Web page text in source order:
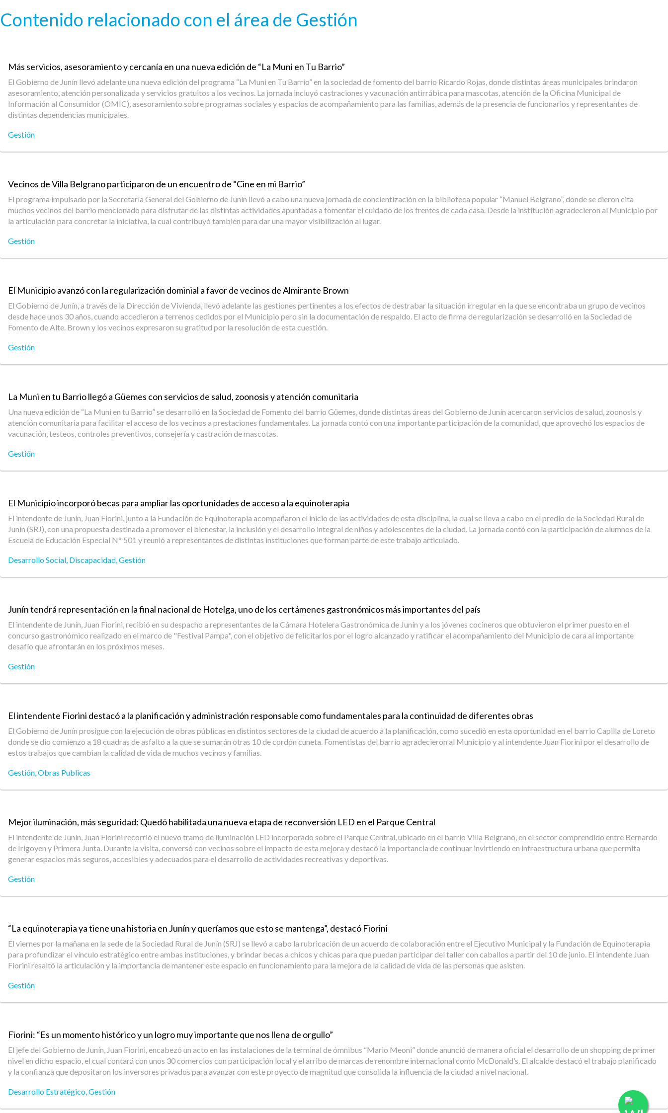
Contenido relacionado con el área de Gestión
Más servicios, asesoramiento y cercanía en una nueva edición de “La Muni en Tu Barrio”
El Gobierno de Junín llevó adelante una nueva edición del programa “La Muni en Tu Barrio” en la sociedad de fomento del barrio Ricardo Rojas, donde distintas áreas municipales brindaron
asesoramiento, atención personalizada y servicios gratuitos a los vecinos. La jornada incluyó castraciones y vacunación antirrábica para mascotas, atención de la Oficina Municipal de
Información al Consumidor (OMIC), asesoramiento sobre programas sociales y espacios de acompañamiento para las familias, además de la presencia de funcionarios y representantes de
distintas dependencias municipales.
Gestión
Vecinos de Villa Belgrano participaron de un encuentro de “Cine en mi Barrio”
El programa impulsado por la Secretaría General del Gobierno de Junín llevó a cabo una nueva jornada de concientización en la biblioteca popular “Manuel Belgrano”, donde se dieron cita
muchos vecinos del barrio mencionado para disfrutar de las distintas actividades apuntadas a fomentar el cuidado de los frentes de cada casa. Desde la institución agradecieron al Municipio por
la articulación para concretar la iniciativa, la cual contribuyó también para dar una mayor visibilización al lugar.
Gestión
El Municipio avanzó con la regularización dominial a favor de vecinos de Almirante Brown
El Gobierno de Junín, a través de la Dirección de Vivienda, llevó adelante las gestiones pertinentes a los efectos de destrabar la situación irregular en la que se encontraba un grupo de vecinos
desde hace unos 30 años, cuando accedieron a terrenos cedidos por el Municipio pero sin la documentación de respaldo. El acto de firma de regularización se desarrolló en la Sociedad de
Fomento de Alte. Brown y los vecinos expresaron su gratitud por la resolución de esta cuestión.
Gestión
La Muni en tu Barrio llegó a Güemes con servicios de salud, zoonosis y atención comunitaria
Una nueva edición de “La Muni en tu Barrio” se desarrolló en la Sociedad de Fomento del barrio Güemes, donde distintas áreas del Gobierno de Junín acercaron servicios de salud, zoonosis y
atención comunitaria para facilitar el acceso de los vecinos a prestaciones fundamentales. La jornada contó con una importante participación de la comunidad, que aprovechó los espacios de
vacunación, testeos, controles preventivos, consejería y castración de mascotas.
Gestión
El Municipio incorporó becas para ampliar las oportunidades de acceso a la equinoterapia
El intendente de Junín, Juan Fiorini, junto a la Fundación de Equinoterapia acompañaron el inicio de las actividades de esta disciplina, la cual se lleva a cabo en el predio de la Sociedad Rural de
Junín (SRJ), con una propuesta destinada a promover el bienestar, la inclusión y el desarrollo integral de niños y adolescentes de la ciudad. La jornada contó con la participación de alumnos de la
Escuela de Educación Especial N° 501 y reunió a representantes de distintas instituciones que forman parte de este trabajo articulado.
Desarrollo Social, Discapacidad,Gestión
Junín tendrá representación en la final nacional de Hotelga, uno de los certámenes gastronómicos más importantes del país
El intendente de Junín, Juan Fiorini, recibió en su despacho a representantes de la Cámara Hotelera Gastronómica de Junín y a los jóvenes cocineros que obtuvieron el primer puesto en el
concurso gastronómico realizado en el marco de "Festival Pampa", con el objetivo de felicitarlos por el logro alcanzado y ratificar el acompañamiento del Municipio de cara al importante
desafío que afrontarán en los próximos meses.
Gestión
El intendente Fiorini destacó a la planificación y administración responsable como fundamentales para la continuidad de diferentes obras
El Gobierno de Junín prosigue con la ejecución de obras públicas en distintos sectores de la ciudad de acuerdo a la planificación, como sucedió en esta oportunidad en el barrio Capilla de Loreto
donde se dio comienzo a 18 cuadras de asfalto a la que se sumarán otras 10 de cordón cuneta. Fomentistas del barrio agradecieron al Municipio y al intendente Juan Fiorini por el desarrollo de
estos trabajos que cambian la calidad de vida de muchos vecinos y familias.
Gestión,Obras Publicas
Mejor iluminación, más seguridad: Quedó habilitada una nueva etapa de reconversión LED en el Parque Central
El intendente de Junín, Juan Fiorini recorrió el nuevo tramo de iluminación LED incorporado sobre el Parque Central, ubicado en el barrio Villa Belgrano, en el sector comprendido entre Bernardo
de Irigoyen y Primera Junta. Durante la visita, conversó con vecinos sobre el impacto de esta mejora y destacó la importancia de continuar invirtiendo en infraestructura urbana que permita
generar espacios más seguros, accesibles y adecuados para el desarrollo de actividades recreativas y deportivas.
Gestión
“La equinoterapia ya tiene una historia en Junín y queríamos que esto se mantenga”, destacó Fiorini
El viernes por la mañana en la sede de la Sociedad Rural de Junín (SRJ) se llevó a cabo la rubricación de un acuerdo de colaboración entre el Ejecutivo Municipal y la Fundación de Equinoterapia
para profundizar el vínculo estratégico entre ambas instituciones, y brindar becas a chicos y chicas para que puedan participar del taller con caballos a partir del 10 de junio. El intendente Juan
Fiorini resaltó la articulación y la importancia de mantener este espacio en funcionamiento para la mejora de la calidad de vida de las personas que asisten.
Gestión
Fiorini: “Es un momento histórico y un logro muy importante que nos llena de orgullo”
El jefe del Gobierno de Junín, Juan Fiorini, encabezó un acto en las instalaciones de la terminal de ómnibus “Mario Meoni” donde anunció de manera oficial el desarrollo de un shopping de primer
nivel en dicho espacio, el cual contará con unos 30 comercios con participación local y el arribo de marcas de renombre internacional como McDonald’s. El alcalde destacó el trabajo planificado
y la confianza que depositaron los inversores privados para avanzar con este proyecto de magnitud que consolida la influencia de la ciudad a nivel nacional.
Desarrollo Estratégico,Gestión